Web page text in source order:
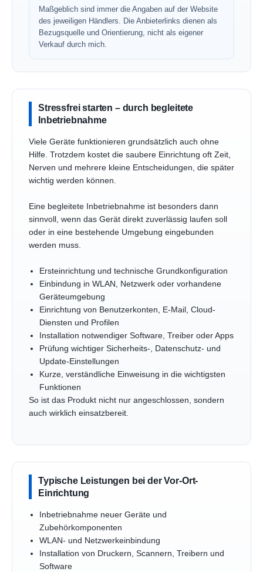
Maßgeblich sind immer die Angaben auf der Website
des jeweiligen Händlers. Die Anbieterlinks dienen als
Bezugsquelle und Orientierung, nicht als eigener
Verkauf durch mich.
Stressfrei starten – durch begleitete
Inbetriebnahme
Viele Geräte funktionieren grundsätzlich auch ohne
Hilfe. Trotzdem kostet die saubere Einrichtung oft Zeit,
Nerven und mehrere kleine Entscheidungen, die später
wichtig werden können.
Eine begleitete Inbetriebnahme ist besonders dann
sinnvoll, wenn das Gerät direkt zuverlässig laufen soll
oder in eine bestehende Umgebung eingebunden
werden muss.
Ersteinrichtung und technische Grundkonfiguration
Einbindung in WLAN, Netzwerk oder vorhandene
Geräteumgebung
Einrichtung von Benutzerkonten, E-Mail, Cloud-
Diensten und Profilen
Installation notwendiger Software, Treiber oder Apps
Prüfung wichtiger Sicherheits-, Datenschutz- und
Update-Einstellungen
Kurze, verständliche Einweisung in die wichtigsten
Funktionen
So ist das Produkt nicht nur angeschlossen, sondern
auch wirklich einsatzbereit.
Typische Leistungen bei der Vor-Ort-
Einrichtung
Inbetriebnahme neuer Geräte und
Zubehörkomponenten
WLAN- und Netzwerkeinbindung
Installation von Druckern, Scannern, Treibern und
Software